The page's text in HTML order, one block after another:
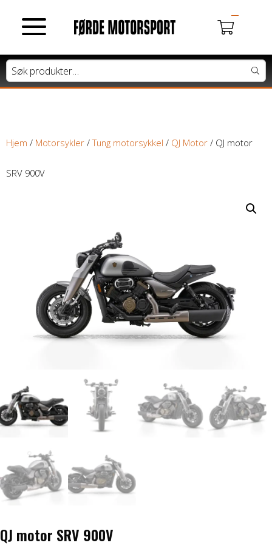
MOTORSYKLER
Lett motorsykkel
Moped / Scooter
ATV / SNØSCOOTER
Honda ATV
Kawasaki ATV/UTV
Hisun ATV / UTV
BÅT OG BÅTMOTOR
Båter
Suzuki Båtmotor
Hjem / Motorsykler /Tung motorsykkel / QJ Motor / QJ motor
SRV 900V
QJ motor SRV 900V